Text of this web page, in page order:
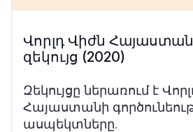
Վորլդ Վիժն
զեկույց (2020)
Զեկույցը ներառում է
Հայաստանի
ասպեկտները.